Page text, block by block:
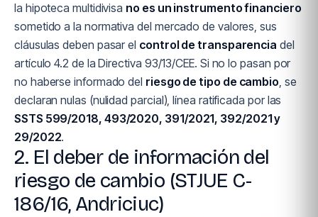
la hipoteca multidivisa no es un instrumento financiero
sometido a la normativa del mercado de valores, sus
cláusulas deben pasar el control de transparencia del
artículo 4.2 de la Directiva 93/13/CEE. Si no lo pasan por
no haberse informado del riesgo de tipo de cambio, se
declaran nulas (nulidad parcial), línea ratificada por las
SSTS 599/2018, 493/2020, 391/2021, 392/2021 y
29/2022.
2. El deber de información del
riesgo de cambio (STJUE C-
186/16, Andriciuc)